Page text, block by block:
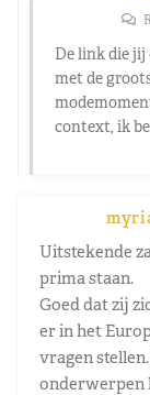
De link die jij
met de
context, ik
Uitstekende
prima staan.
Goed dat zij
er in het
vragen
onderwerpen